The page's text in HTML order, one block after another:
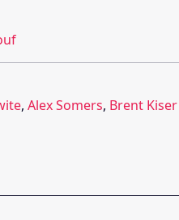
, Alex Somers, Brent Kiser